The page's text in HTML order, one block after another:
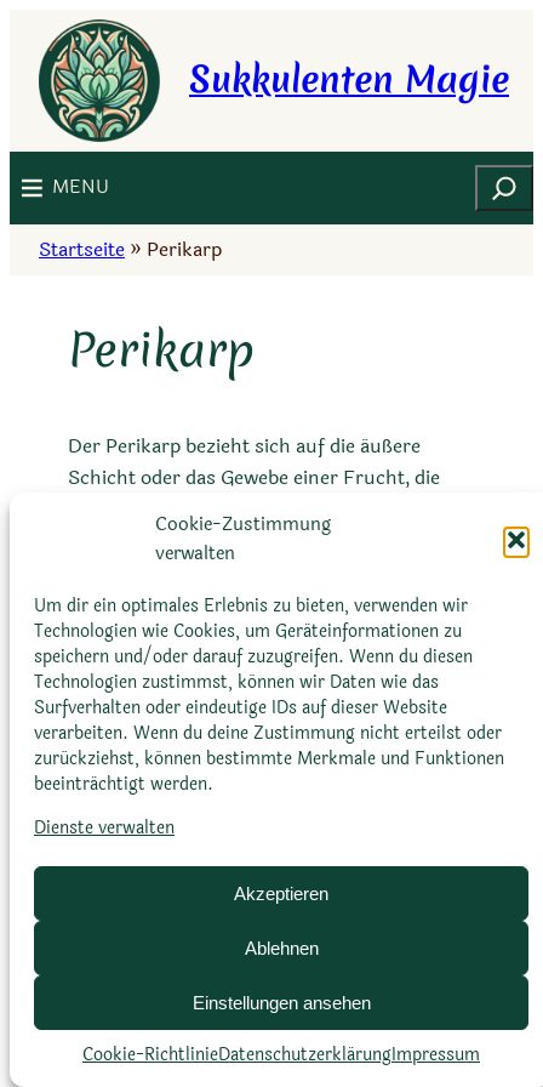
Cookie-Zustimmung
verwalten
Um dir ein optimales Erlebnis zu bieten, verwenden wir
Technologien wie Cookies, um Geräteinformationen zu
speichern und/oder darauf zuzugreifen. Wenn du diesen
Technologien zustimmst, können wir Daten wie das
Surfverhalten oder eindeutige IDs auf dieser Website
verarbeiten. Wenn du deine Zustimmung nicht erteilst oder
zurückziehst, können bestimmte Merkmale und Funktionen
beeinträchtigt werden.
Dienste verwalten
Akzeptieren
Ablehnen
Einstellungen ansehen
Cookie-RichtlinieDatenschutz­erklärungImpressum
Inhalt
springen
Sukkulenten Magie
MENU Suchen
Startseite » Perikarp
Perikarp
Der Perikarp bezieht sich auf die äußere
Schicht oder das Gewebe einer Frucht, die
den Samen umgibt. Es schützt den Samen
und kann verschiedene Texturen und
GlossarDatenschutz­erklärung
Cookie-Richtlinie (EU)